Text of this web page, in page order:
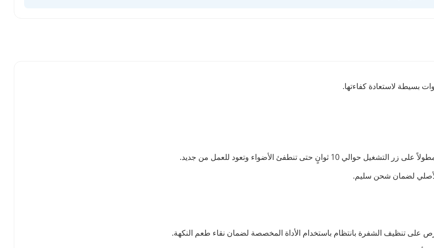
بسيطة لاستعادة كفاءتها.
ثوانٍ حتى تنطفئ الأضواء وتعود للعمل من جديد.
لضمان شحن سليم.
على تنظيف الشفرة بانتظام باستخدام الأداة المخصصة لضمان نقاء طعم النكهة.